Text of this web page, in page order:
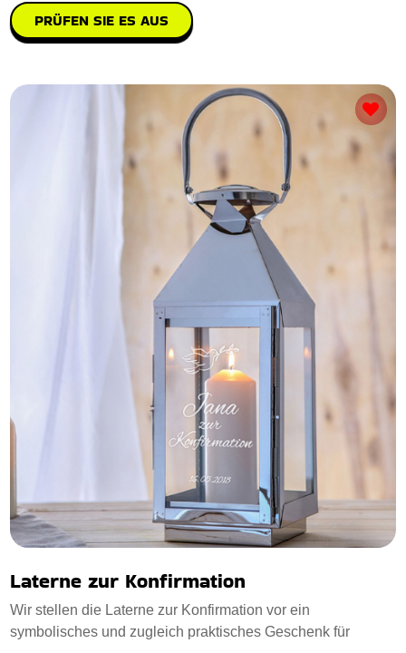
PRÜFEN SIE ES AUS
Laterne zur Konfirmation
Wir stellen die Laterne zur Konfirmation vor ein
symbolisches und zugleich praktisches Geschenk für